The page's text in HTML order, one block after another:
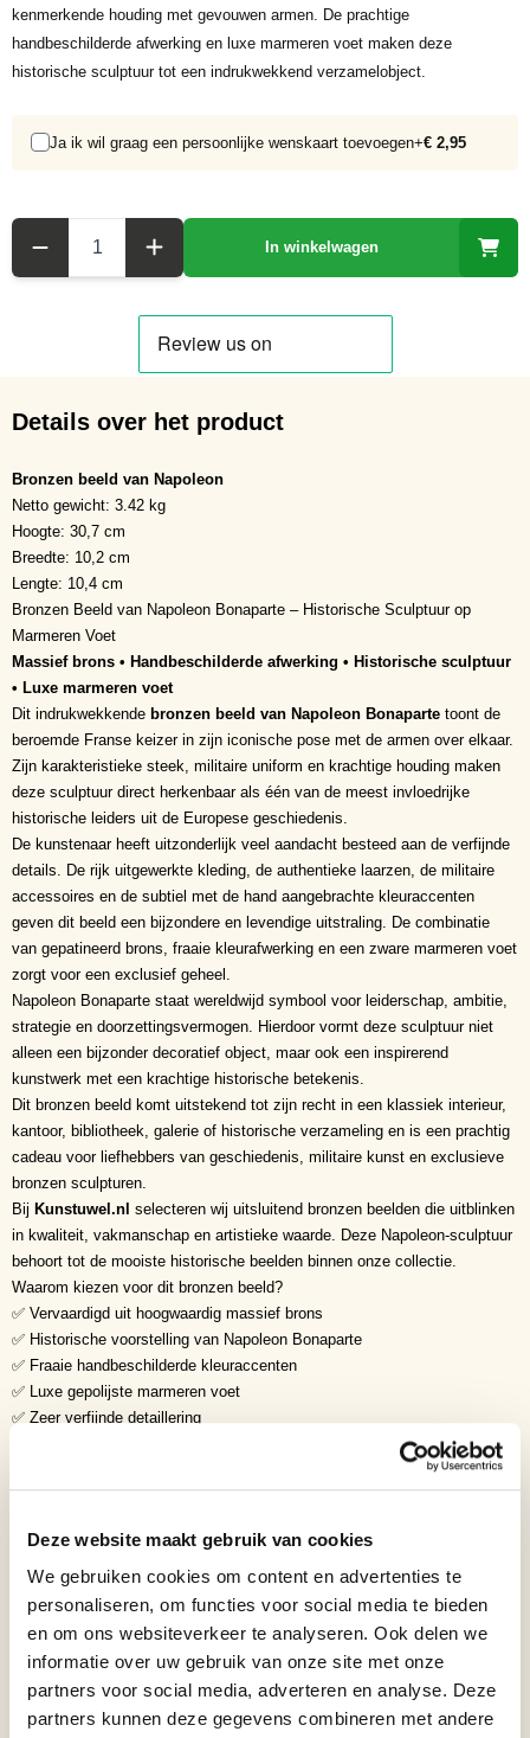
Deze website maakt gebruik van cookies
We gebruiken cookies om content en advertenties te
personaliseren, om functies voor social media te bieden
en om ons websiteverkeer te analyseren. Ook delen we
informatie over uw gebruik van onze site met onze
partners voor social media, adverteren en analyse. Deze
partners kunnen deze gegevens combineren met andere
kenmerkende houding met gevouwen armen. De prachtige
handbeschilderde afwerking en luxe marmeren voet maken deze
historische sculptuur tot een indrukwekkend verzamelobject.
Ja ik wil graag een persoonlijke wenskaart toevoegen+€ 2,95
In winkelwagen
Details over het product
Bronzen beeld van Napoleon
Netto gewicht: 3.42 kg
Hoogte: 30,7 cm
Breedte: 10,2 cm
Lengte: 10,4 cm
Bronzen Beeld van Napoleon Bonaparte – Historische Sculptuur op
Marmeren Voet
Massief brons • Handbeschilderde afwerking • Historische sculptuur
• Luxe marmeren voet
Dit indrukwekkende bronzen beeld van Napoleon Bonaparte toont de
beroemde Franse keizer in zijn iconische pose met de armen over elkaar.
Zijn karakteristieke steek, militaire uniform en krachtige houding maken
deze sculptuur direct herkenbaar als één van de meest invloedrijke
historische leiders uit de Europese geschiedenis.
De kunstenaar heeft uitzonderlijk veel aandacht besteed aan de verfijnde
details. De rijk uitgewerkte kleding, de authentieke laarzen, de militaire
accessoires en de subtiel met de hand aangebrachte kleuraccenten
geven dit beeld een bijzondere en levendige uitstraling. De combinatie
van gepatineerd brons, fraaie kleurafwerking en een zware marmeren voet
zorgt voor een exclusief geheel.
Napoleon Bonaparte staat wereldwijd symbool voor leiderschap, ambitie,
strategie en doorzettingsvermogen. Hierdoor vormt deze sculptuur niet
alleen een bijzonder decoratief object, maar ook een inspirerend
kunstwerk met een krachtige historische betekenis.
Dit bronzen beeld komt uitstekend tot zijn recht in een klassiek interieur,
kantoor, bibliotheek, galerie of historische verzameling en is een prachtig
cadeau voor liefhebbers van geschiedenis, militaire kunst en exclusieve
bronzen sculpturen.
Bij Kunstuwel.nl selecteren wij uitsluitend bronzen beelden die uitblinken
in kwaliteit, vakmanschap en artistieke waarde. Deze Napoleon-sculptuur
behoort tot de mooiste historische beelden binnen onze collectie.
Waarom kiezen voor dit bronzen beeld?
✅ Vervaardigd uit hoogwaardig massief brons
✅ Historische voorstelling van Napoleon Bonaparte
✅ Fraaie handbeschilderde kleuraccenten
✅ Luxe gepolijste marmeren voet
✅ Zeer verfijnde detaillering
✅ Exclusief verzamelobject voor kunst- en geschiedenisliefhebbers
Symboliek
• Ambitie
• Doorzettingsvermogen
• Strategie
• Vastberadenheid
• Discipline
• Overwinning